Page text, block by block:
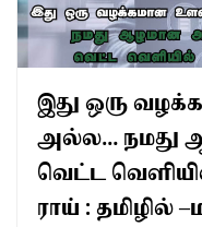
இது ஒரு
அல்ல… நமது
வெட்ட
ராய் : தமிழில்